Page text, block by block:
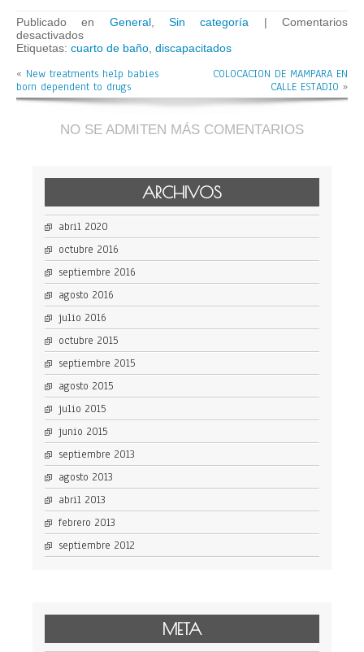
Publicado en General,Sin categoría |Comentarios
desactivadosen
REFORMA
DE
BAÑO
PARA
Etiquetas: cuarto de baño discapacitados
« New treatments help babies
born dependent to drugs
COLOCACION DE MAMPARA EN
CALLE ESTADIO »
NO SE ADMITEN MÁS COMENTARIOS
ARCHIVOS
abril 2020
octubre 2016
septiembre 2016
agosto 2016
julio 2016
octubre 2015
septiembre 2015
agosto 2015
julio 2015
junio 2015
septiembre 2013
agosto 2013
abril 2013
febrero 2013
septiembre 2012
META